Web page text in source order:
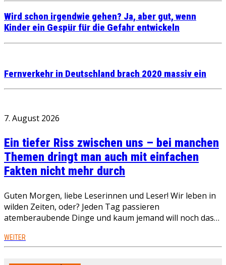
Wird schon irgendwie gehen? Ja, aber gut, wenn
Kinder ein Gespür für die Gefahr entwickeln
Fernverkehr in Deutschland brach 2020 massiv ein
7. August 2026
Ein tiefer Riss zwischen uns – bei manchen
Themen dringt man auch mit einfachen
Fakten nicht mehr durch
Guten Morgen, liebe Leserinnen und Leser! Wir leben in
wilden Zeiten, oder? Jeden Tag passieren
atemberaubende Dinge und kaum jemand will noch das…
WEITER